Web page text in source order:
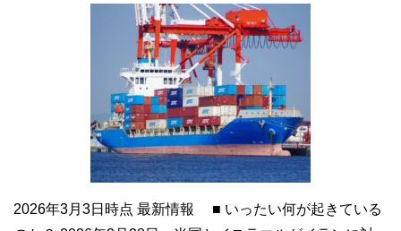
2026年3月3日時点 最新情報 ■ いったい何が起きている